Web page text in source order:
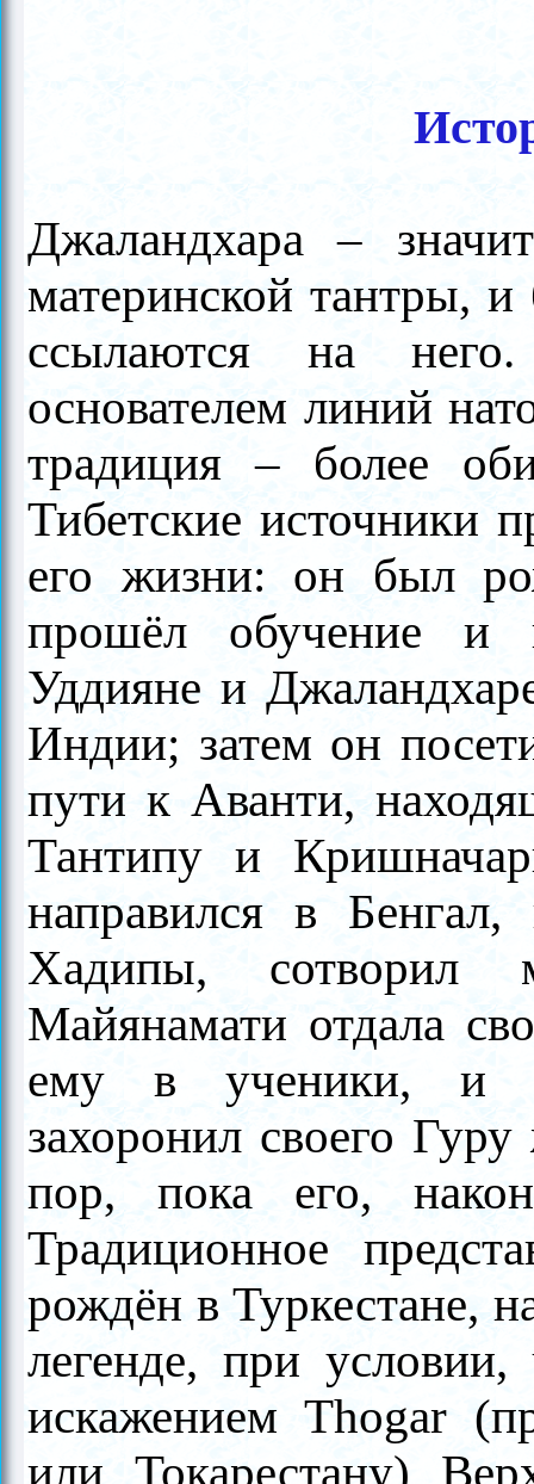
Джаландхара –
материнской тантры, и
ссылаются на
основателем линий
традиция – более
Тибетские источники
его жизни: он был
прошёл обучение и
Уддияне и
Индии; затем он
пути к Аванти,
Тантипу и
направился в
Хадипы, сотворил
Майянамати отдала
ему в ученики, и
захоронил своего
пор, пока его,
Традиционное
рождён в Туркестане,
легенде, при условии,
искажением Thogar
или Токарестану)